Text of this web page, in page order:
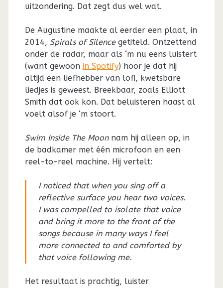
uitzondering. Dat zegt dus wel wat.
De Augustine maakte al eerder een plaat, in
2014, Spirals of Silencegetiteld. Ontzettend
onder de radar, maar als ‘m nu eens luistert
(want gewoon in Spotify) hoor je dat hij
altijd een liefhebber van lofi, kwetsbare
liedjes is geweest. Breekbaar, zoals Elliott
Smith dat ook kon. Dat beluisteren haast al
voelt alsof je ‘m stoort.
Swim Inside The Moonnam hij alleen op, in
de badkamer met één microfoon en een
reel-to-reel machine. Hij vertelt:
I noticed that when you sing off a
reflective surface you hear two voices.
I was compelled to isolate that voice
and bring it more to the front of the
songs because in many ways I feel
more connected to and comforted by
that voice following me.
Het resultaat is prachtig, luister